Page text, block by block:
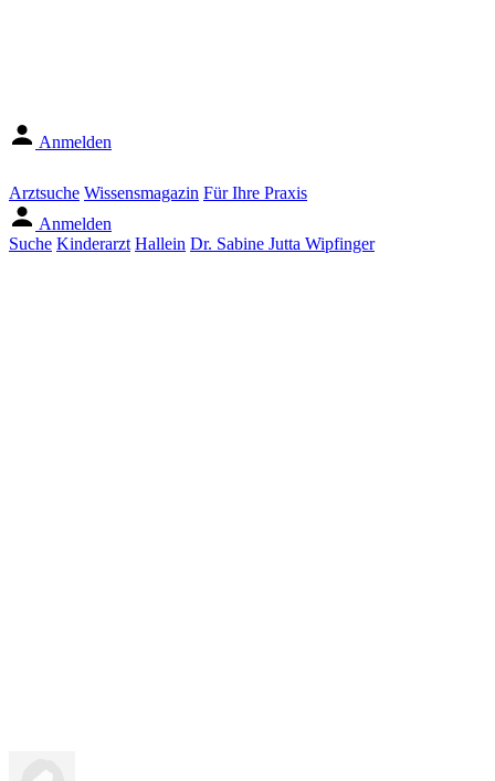
Anmelden
Arztsuche Wissensmagazin Für Ihre Praxis
Anmelden
Suche Kinderarzt Hallein Dr. Sabine Jutta Wipfinger